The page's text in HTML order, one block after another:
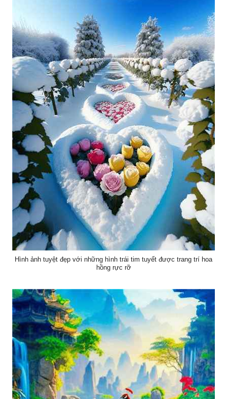
Hình ảnh tuyệt đẹp với những hình trái tim tuyết được trang trí hoa
hồng rực rỡ